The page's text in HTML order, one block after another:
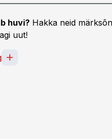
huvi? Hakka neid
uut!